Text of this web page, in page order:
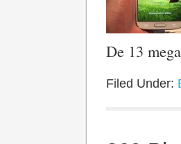
De 13
Filed Under: